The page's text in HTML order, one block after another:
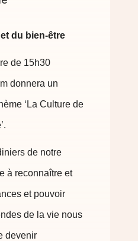
du bien-être
de 15h30
donnera un
‘La Culture de
de notre
à reconnaître et
et pouvoir
de la vie nous
devenir